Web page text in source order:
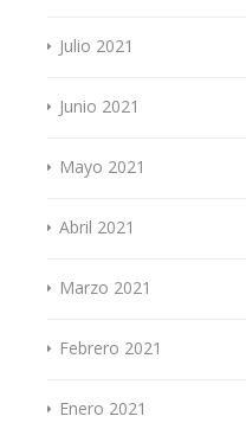
Julio 2021
Junio 2021
Mayo 2021
Abril 2021
Marzo 2021
Febrero 2021
Enero 2021